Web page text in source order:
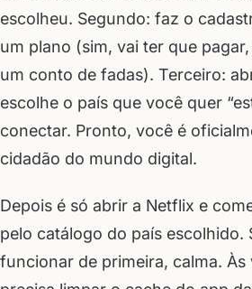
escolheu. Segundo: faz o
um plano (sim, vai ter que
um conto de fadas). Terceiro:
escolhe o país que você quer
conectar. Pronto, você é
cidadão do mundo digital.
Depois é só abrir a Netflix e
pelo catálogo do país escolhido.
funcionar de primeira, calma. Às